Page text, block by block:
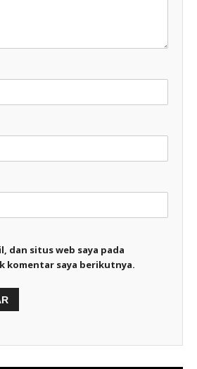
dan situs web saya pada
komentar saya berikutnya.